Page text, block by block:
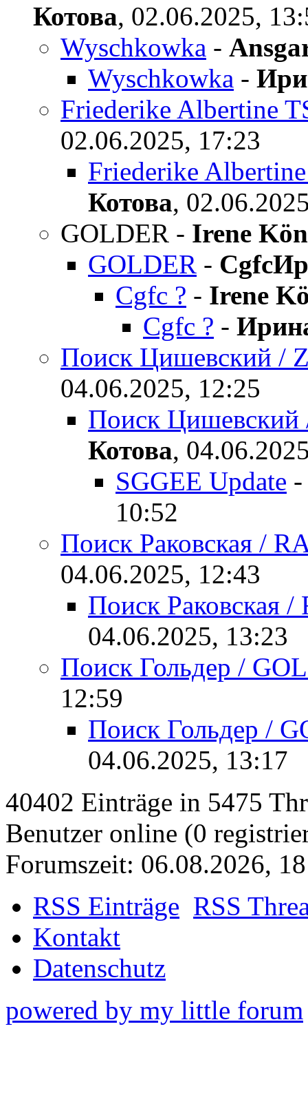
Котова, 02.06.2025,
Wyschkowka -
Wyschkowka -
Friederike Albertine
02.06.2025, 17:23
Friederike
Котова,
GOLDER - Irene
GOLDER -
Cgfc ? - Irene
Cgfc ? -
Поиск Цишевский /
04.06.2025, 12:25
Поиск
Котова,
SGGEE Update
10:52
Поиск Раковская /
04.06.2025, 12:43
Поиск Раковская
04.06.2025, 13:23
Поиск Гольдер /
12:59
Поиск Гольдер /
04.06.2025, 13:17
40402 Einträge in 5475
Benutzer online (0
Forumszeit: 06.08.2026,
RSS Einträge RSS
Kontakt
Datenschutz
powered by my little forum